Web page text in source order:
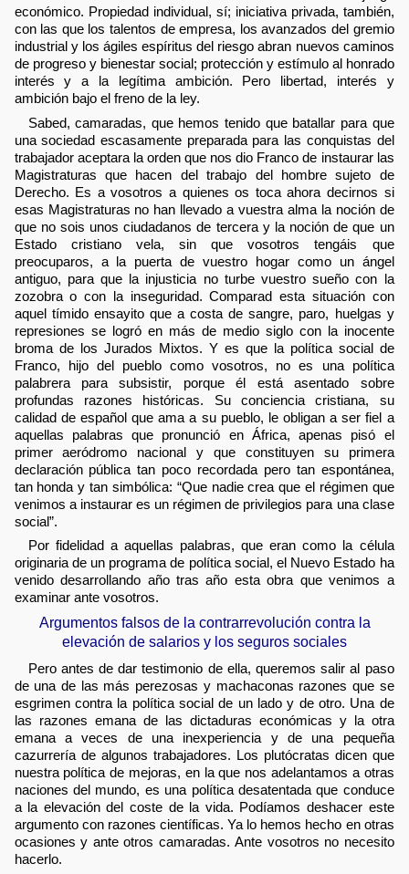
económico. Propiedad individual, sí; iniciativa privada, también,
con las que los talentos de empresa, los avanzados del gremio
industrial y los ágiles espíritus del riesgo abran nuevos caminos
de progreso y bienestar social; protección y estímulo al honrado
interés y a la legítima ambición. Pero libertad, interés y
ambición bajo el freno de la ley.
Sabed, camaradas, que hemos tenido que batallar para que
una sociedad escasamente preparada para las conquistas del
trabajador aceptara la orden que nos dio Franco de instaurar las
Magistraturas que hacen del trabajo del hombre sujeto de
Derecho. Es a vosotros a quienes os toca ahora decirnos si
esas Magistraturas no han llevado a vuestra alma la noción de
que no sois unos ciudadanos de tercera y la noción de que un
Estado cristiano vela, sin que vosotros tengáis que
preocuparos, a la puerta de vuestro hogar como un ángel
antiguo, para que la injusticia no turbe vuestro sueño con la
zozobra o con la inseguridad. Comparad esta situación con
aquel tímido ensayito que a costa de sangre, paro, huelgas y
represiones se logró en más de medio siglo con la inocente
broma de los Jurados Mixtos. Y es que la política social de
Franco, hijo del pueblo como vosotros, no es una política
palabrera para subsistir, porque él está asentado sobre
profundas razones históricas. Su conciencia cristiana, su
calidad de español que ama a su pueblo, le obligan a ser fiel a
aquellas palabras que pronunció en África, apenas pisó el
primer aeródromo nacional y que constituyen su primera
declaración pública tan poco recordada pero tan espontánea,
tan honda y tan simbólica: “Que nadie crea que el régimen que
venimos a instaurar es un régimen de privilegios para una clase
social”.
Por fidelidad a aquellas palabras, que eran como la célula
originaria de un programa de política social, el Nuevo Estado ha
venido desarrollando año tras año esta obra que venimos a
examinar ante vosotros.
Argumentos falsos de la contrarrevolución contra la
elevación de salarios y los seguros sociales
Pero antes de dar testimonio de ella, queremos salir al paso
de una de las más perezosas y machaconas razones que se
esgrimen contra la política social de un lado y de otro. Una de
las razones emana de las dictaduras económicas y la otra
emana a veces de una inexperiencia y de una pequeña
cazurrería de algunos trabajadores. Los plutócratas dicen que
nuestra política de mejoras, en la que nos adelantamos a otras
naciones del mundo, es una política desatentada que conduce
a la elevación del coste de la vida. Podíamos deshacer este
argumento con razones científicas. Ya lo hemos hecho en otras
ocasiones y ante otros camaradas. Ante vosotros no necesito
hacerlo.